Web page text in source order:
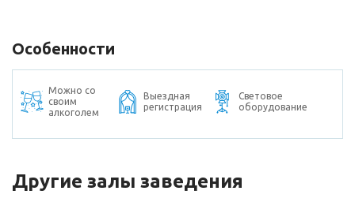
Особенности
Можно со
своим
алкоголем
Выездная
регистрация
Световое
оборудование
Другие залы заведения